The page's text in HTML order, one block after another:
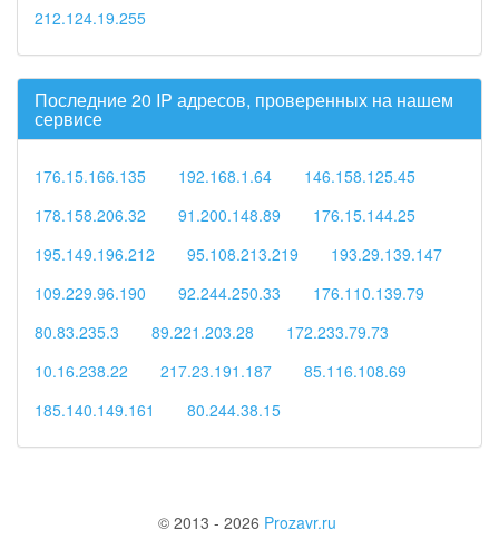
212.124.19.255
Последние 20 IP адресов, проверенных на нашем
сервисе
176.15.166.135 192.168.1.64
146.158.125.45
178.158.206.32
91.200.148.89
176.15.144.25
195.149.196.212
95.108.213.219
193.29.139.147
109.229.96.190
92.244.250.33
176.110.139.79
80.83.235.3
89.221.203.28
172.233.79.73
10.16.238.22
217.23.191.187
85.116.108.69
185.140.149.161
80.244.38.15
© 2013 - 2026 Prozavr.ru